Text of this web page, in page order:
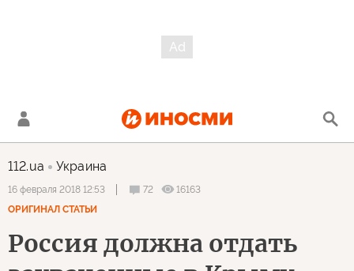
112.ua Украина
16 февраля 2018 12:53 72
16163
ОРИГИНАЛ СТАТЬИ
Россия должна отдать